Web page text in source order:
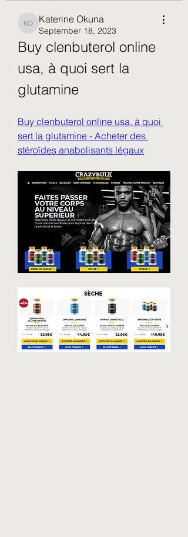
Katerine Okuna
Katerine Okuna
September 18, 2023
Buy clenbuterol online
usa, à quoi sert la
glutamine
Buy clenbuterol online usa, à quoi
sert la glutamine - Acheter des
stéroïdes anabolisants légaux